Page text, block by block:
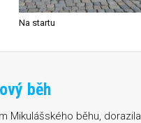
Na startu
běh
Mikulášského běhu, dorazila